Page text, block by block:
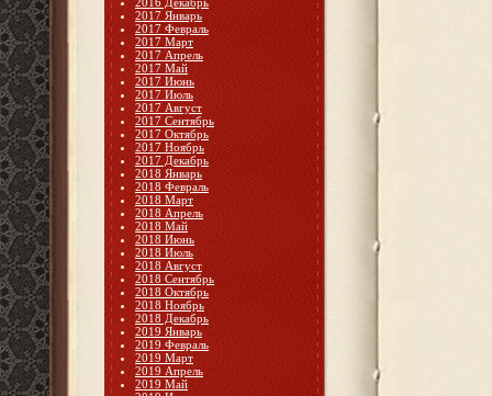
2017 Январь
2017 Февраль
2017 Март
2017 Апрель
2017 Май
2017 Июнь
2017 Июль
2017 Август
2017 Сентябрь
2017 Октябрь
2017 Ноябрь
2017 Декабрь
2018 Январь
2018 Февраль
2018 Март
2018 Апрель
2018 Май
2018 Июнь
2018 Июль
2018 Август
2018 Сентябрь
2018 Октябрь
2018 Ноябрь
2018 Декабрь
2019 Январь
2019 Февраль
2019 Март
2019 Апрель
2019 Май